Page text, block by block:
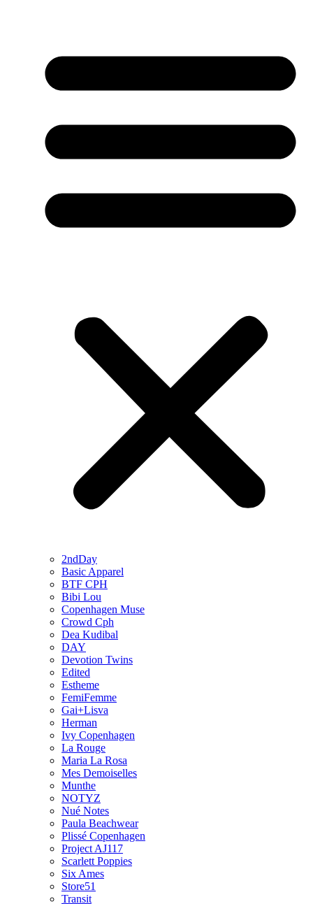
2ndDay
Basic Apparel
BTF CPH
Bibi Lou
Copenhagen Muse
Crowd Cph
Dea Kudibal
DAY
Devotion Twins
Edited
Estheme
FemiFemme
Gai+Lisva
Herman
Ivy Copenhagen
La Rouge
Maria La Rosa
Mes Demoiselles
Munthe
NOTYZ
Nué Notes
Paula Beachwear
Plissé Copenhagen
Project AJ117
Scarlett Poppies
Six Ames
Store51
Transit